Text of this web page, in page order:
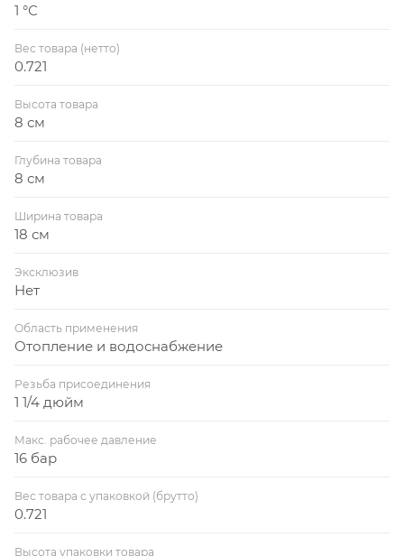
1 °С
Вес товара (нетто)
0.721
Высота товара
8 см
Глубина товара
8 см
Ширина товара
18 см
Эксклюзив
Нет
Область применения
Отопление и водоснабжение
Резьба присоединения
1 1/4 дюйм
Макс. рабочее давление
16 бар
Вес товара с упаковкой (брутто)
0.721
Высота упаковки товара